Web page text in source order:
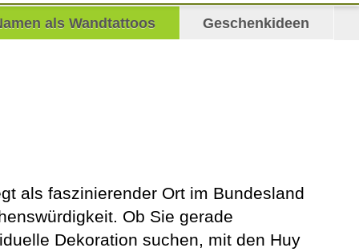
als Wandtattoos Geschenkideen
als faszinierender Ort im Bundesland
Ob Sie gerade
Dekoration suchen, mit den Huy